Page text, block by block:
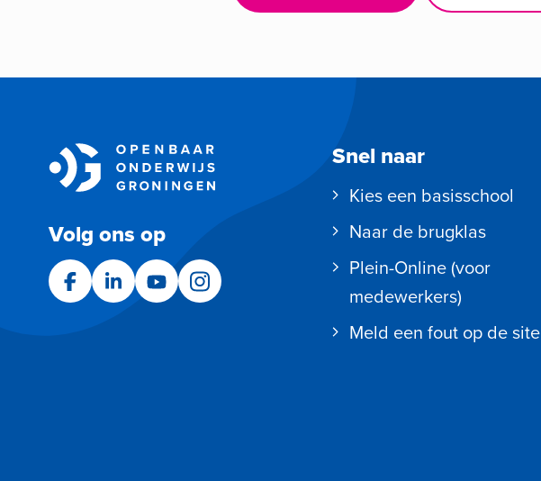
Volg ons op
FacebookLinkedInYouTubeInstagram
Snel naar
Kies een basisschool
Naar de brugklas
Plein-Online (voor
medewerkers)
Meld een fout op de site